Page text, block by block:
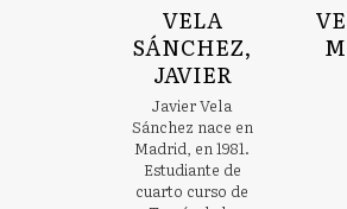
VELA
SÁNCHEZ,
JAVIER
Javier Vela
Sánchez nace en
Madrid, en 1981.
Estudiante de
cuarto curso de